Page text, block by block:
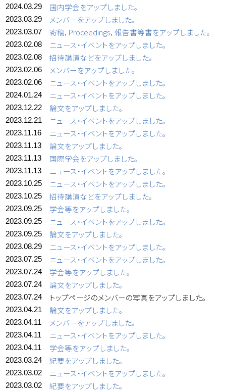
2024.03.29 国内学会をアップしました。
2023.03.29 メンバーをアップしました。
2023.03.07 寄稿，Proceedings，報告書等書をアップしました。
2023.02.08 ニュース・イベントをアップしました。
2023.02.08 招待講演などをアップしました。
2023.02.06 メンバーをアップしました。
2023.02.06 ニュース・イベントをアップしました。
2024.01.24 ニュース・イベントをアップしました。
2023.12.22 論文をアップしました。
2023.12.21 ニュース・イベントをアップしました。
2023.11.16 ニュース・イベントをアップしました。
2023.11.13 論文をアップしました。
2023.11.13 国際学会をアップしました。
2023.11.13 ニュース・イベントをアップしました。
2023.10.25 ニュース・イベントをアップしました。
2023.10.25 招待講演などをアップしました。
2023.09.25 学会等をアップしました。
2023.09.25 ニュース・イベントをアップしました。
2023.09.25 論文をアップしました。
2023.08.29 ニュース・イベントをアップしました。
2023.07.25 ニュース・イベントをアップしました。
2023.07.24 学会等をアップしました。
2023.07.24 論文をアップしました。
2023.07.24 トップページのメンバーの写真をアップしました。
2023.04.21 論文をアップしました。
2023.04.11 メンバーをアップしました。
2023.04.11 ニュース・イベントをアップしました。
2023.04.11 学会等をアップしました。
2023.03.24 紀要をアップしました。
2023.03.02 ニュース・イベントをアップしました。
2023.03.02 紀要をアップしました。